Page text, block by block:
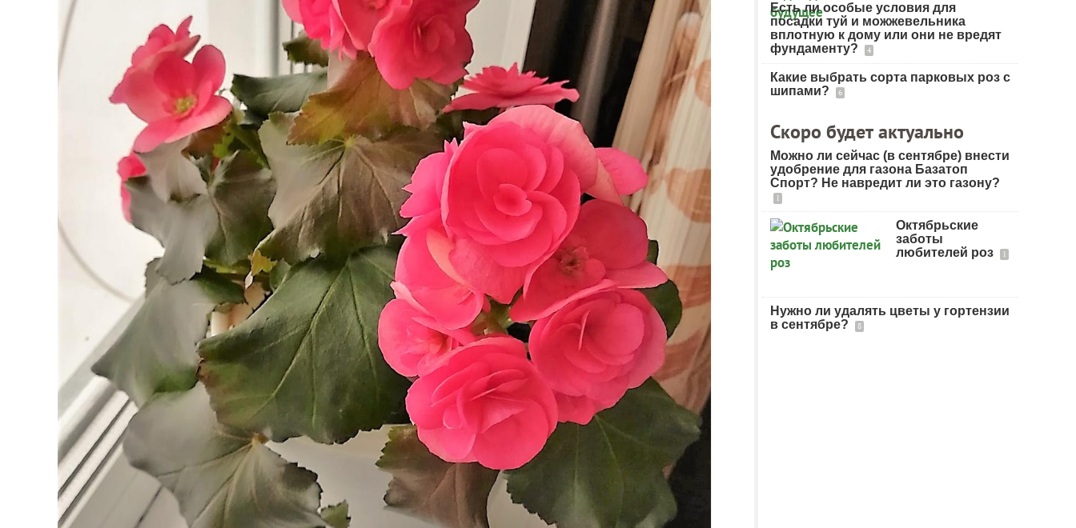
Есть ли особые условия для
посадки туй и можжевельника
вплотную к дому или они не вредят
фундаменту?
4
Какие выбрать сорта парковых роз с
шипами?
6
Скоро будет актуально
Можно ли сейчас (в сентябре) внести
удобрение для газона Базатоп
Спорт? Не навредит ли это газону?
1
Октябрьские
заботы
любителей роз
1
Нужно ли удалять цветы у гортензии
в сентябре?
8